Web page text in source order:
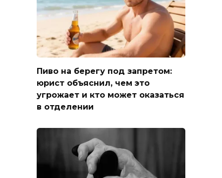
Пиво на берегу под запретом:
юрист объяснил, чем это
угрожает и кто может оказаться
в отделении